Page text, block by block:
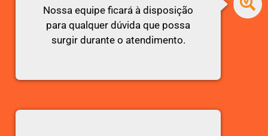
Nossa equipe ficará à disposição
para qualquer dúvida que possa
surgir durante o atendimento.